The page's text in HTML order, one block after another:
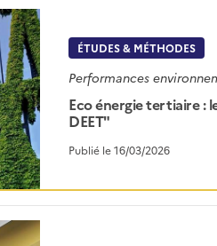
ÉTUDES & MÉTHODES
Performances
Eco énergie tertiaire :
DEET"
Publié le 16/03/2026